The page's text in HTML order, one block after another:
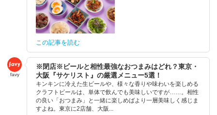
この記事を読む
favy
※閉店※ビールと相性最強なおつまみはどれ？東京・
大阪『サケリスト』の厳選メニュー5選！
キンキンに冷えた生ビールや、様々な香りや味わいを楽しめる
クラフトビールは、単体で飲んでも美味しいですが……。相性
の良い「おつまみ」と一緒に楽しめばより一層美味しく感じま
すよね。東京に2店舗、大阪...